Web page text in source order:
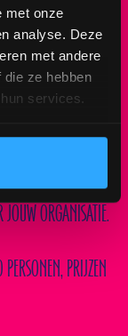
met onze
analyse. Deze
met andere
ze hebben
services.
OF
BIEDT HET
VERBINDING EN
SPONSOR
IS
WE EEN
JOUW ORGANISATIE.
PRIJZEN